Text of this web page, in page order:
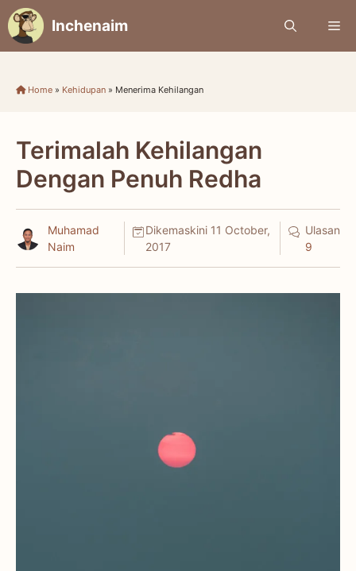
Skip
to
content
Inchenaim
Home » Kehidupan » Menerima Kehilangan
Terimalah Kehilangan
Dengan Penuh Redha
Muhamad
Naim
Dikemaskini 11 October,
2017
Ulasan
9